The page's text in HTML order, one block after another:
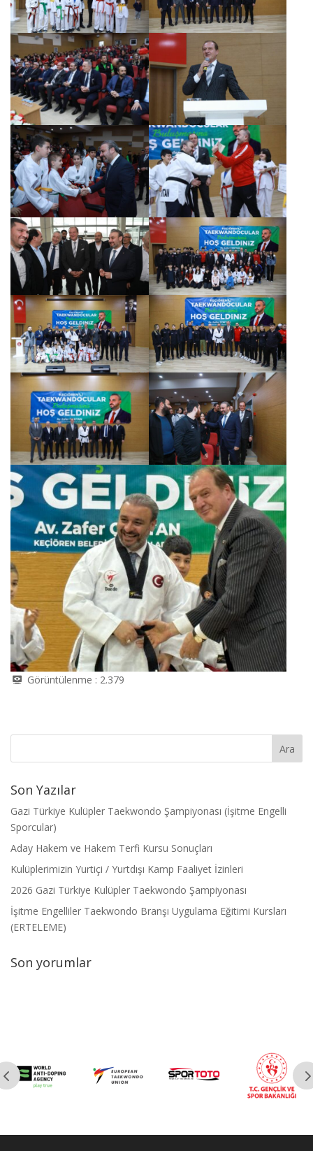
Görüntülenme : 2.379
Son Yazılar
Gazi Türkiye Kulüpler Taekwondo Şampiyonası (İşitme Engelli
Sporcular)
Aday Hakem ve Hakem Terfi Kursu Sonuçları
Kulüplerimizin Yurtiçi / Yurtdışı Kamp Faaliyet İzinleri
2026 Gazi Türkiye Kulüpler Taekwondo Şampiyonası
İşitme Engelliler Taekwondo Branşı Uygulama Eğitimi Kursları
(ERTELEME)
Son yorumlar